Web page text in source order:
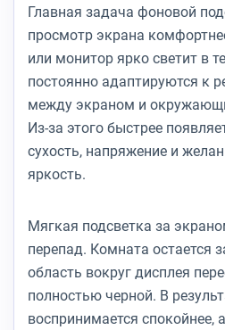
Главная задача фоновой
просмотр экрана
или монитор ярко светит в
постоянно адаптируются к
между экраном и
Из-за этого быстрее
сухость, напряжение и
яркость.
Мягкая подсветка за
перепад. Комната остается
область вокруг дисплея
полностью черной. В
воспринимается спокойнее,